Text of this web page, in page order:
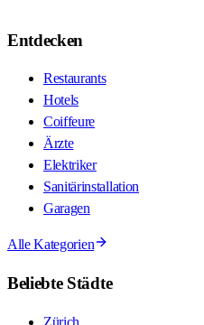
Entdecken
Restaurants
Hotels
Coiffeure
Ärzte
Elektriker
Sanitärinstallation
Garagen
Alle Kategorien
Beliebte Städte
Zürich